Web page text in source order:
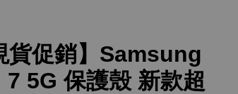
貨促銷】Samsung
5G 保護殼 新款超